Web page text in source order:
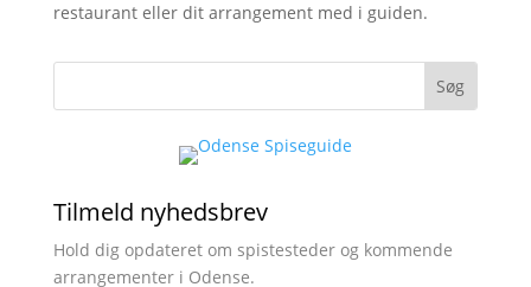
restaurant eller dit arrangement med i guiden.
Tilmeld nyhedsbrev
Hold dig opdateret om spistesteder og kommende
arrangementer i Odense.